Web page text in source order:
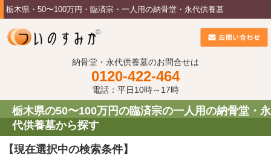
栃木県・50〜100万円・臨済宗・一人用の納骨堂・永代供養墓
納骨堂・永代供養墓のお問合せは
0120-422-464
電話：平日10時～17時
栃木県の50〜100万円の臨済宗の一人用の納骨堂・永
代供養墓から探す
【現在選択中の検索条件】